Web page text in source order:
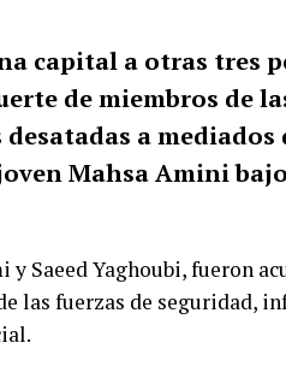
capital a otras tres
de miembros de
a mediados
Mahsa Amini
Saeed Yaghoubi, fueron
las fuerzas de seguridad,